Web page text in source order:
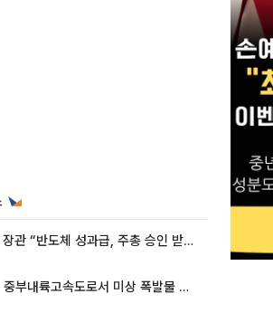
김정관 장관 “반도체 성과급, 주총 승인 받도록”…상법·자본시장법 개정 시사
중부내륙고속도로서 미상 폭발물 발견